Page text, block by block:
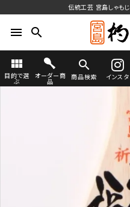
伝統工芸 宮島しゃも
menu search
view_module
目的で選
ぶ
オーダー商
品
search
商品検索 インスタ
送
TOP 看板杓子 びわ型小